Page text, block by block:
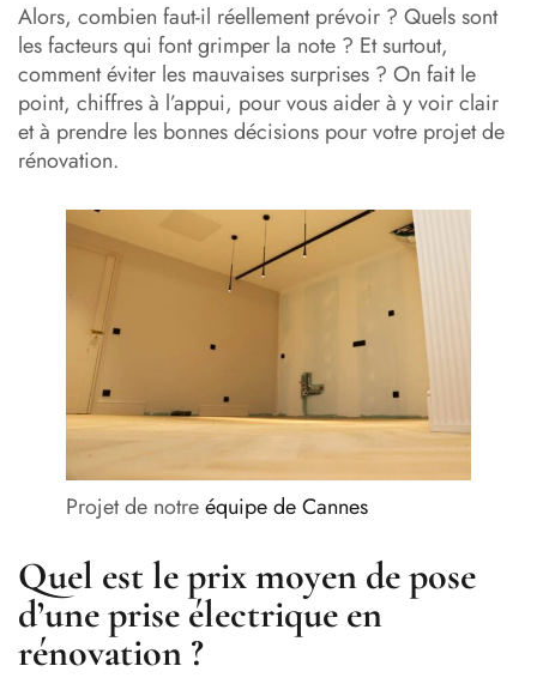
Alors, combien faut-il réellement prévoir ? Quels sont
les facteurs qui font grimper la note ? Et surtout,
comment éviter les mauvaises surprises ? On fait le
point, chiffres à l’appui, pour vous aider à y voir clair
et à prendre les bonnes décisions pour votre projet de
rénovation.
Projet de notreéquipe de Cannes
Quel est le prix moyen de pose
d’une prise électrique en
rénovation ?